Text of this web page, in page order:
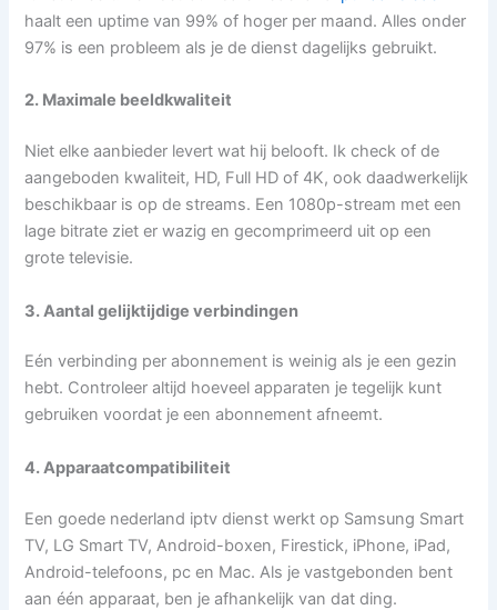
haalt een uptime van 99% of hoger per maand. Alles onder
97% is een probleem als je de dienst dagelijks gebruikt.
2. Maximale beeldkwaliteit
Niet elke aanbieder levert wat hij belooft. Ik check of de
aangeboden kwaliteit, HD, Full HD of 4K, ook daadwerkelijk
beschikbaar is op de streams. Een 1080p-stream met een
lage bitrate ziet er wazig en gecomprimeerd uit op een
grote televisie.
3. Aantal gelijktijdige verbindingen
Eén verbinding per abonnement is weinig als je een gezin
hebt. Controleer altijd hoeveel apparaten je tegelijk kunt
gebruiken voordat je een abonnement afneemt.
4. Apparaatcompatibiliteit
Een goede nederland iptv dienst werkt op Samsung Smart
TV, LG Smart TV, Android-boxen, Firestick, iPhone, iPad,
Android-telefoons, pc en Mac. Als je vastgebonden bent
aan één apparaat, ben je afhankelijk van dat ding.